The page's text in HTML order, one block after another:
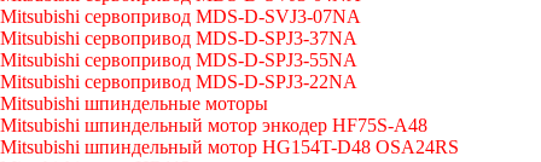
Mitsubishi сервопривод MDS-D-SVJ3-07NA
Mitsubishi сервопривод MDS-D-SPJ3-37NA
Mitsubishi сервопривод MDS-D-SPJ3-55NA
Mitsubishi сервопривод MDS-D-SPJ3-22NA
Mitsubishi шпиндельные моторы
Mitsubishi шпиндельный мотор энкодер HF75S-A48
Mitsubishi шпиндельный мотор HG154T-D48 OSA24RS